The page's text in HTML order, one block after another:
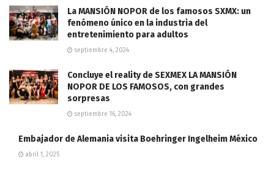
La MANSIÓN NOPOR de los famosos SXMX: un
fenómeno único en la industria del
entretenimiento para adultos
septiembre 4, 2024
Concluye el reality de SEXMEX LA MANSIÓN
NOPOR DE LOS FAMOSOS, con grandes
sorpresas
septiembre 16, 2024
Embajador de Alemania visita Boehringer Ingelheim México
abril 1, 2025